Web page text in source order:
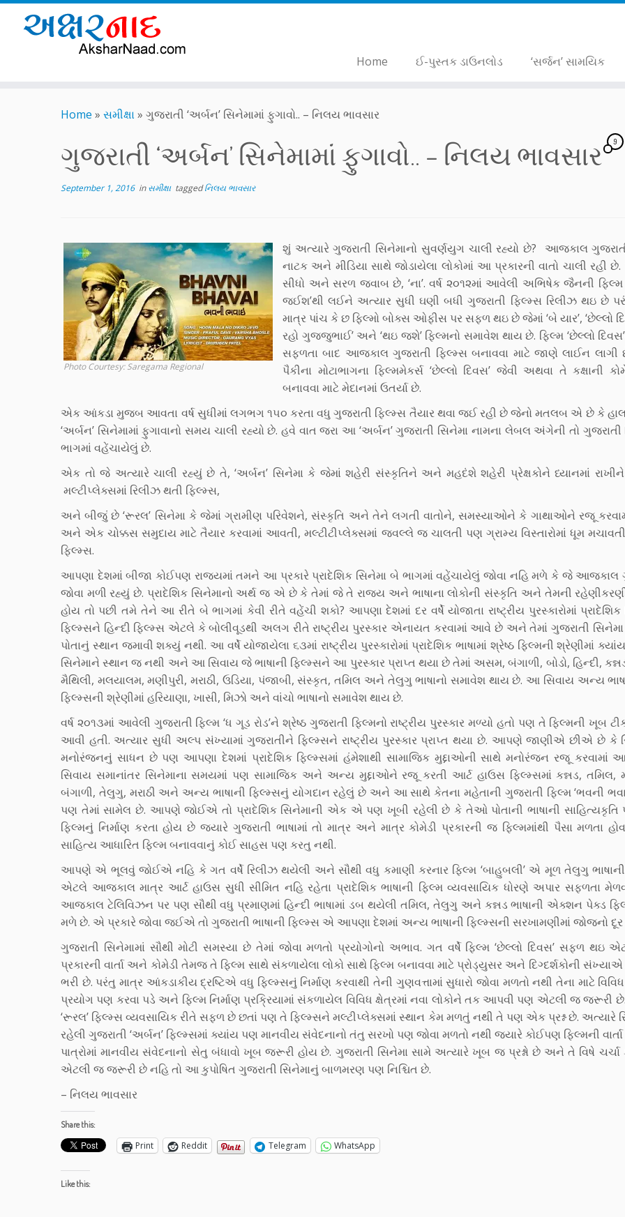
Home ઈ-પુસ્તક ડાઉનલોડ ‘સર્જન’ સામયિક
Home » સમીક્ષા» ગુજરાતી ‘અર્બન’ સિનેમામાં ફુગાવો.. – નિલય ભાવસાર
ગુજરાતી ‘અર્બન’ સિનેમામાં ફુગાવો.. – નિલય ભાવસાર 9
September 1, 2016inસમીક્ષા taggedનિલય ભાવસાર
Photo Courtesy: Saregama Regional
શું અત્યારે ગુજરાતી સિનેમાનો સુવર્ણયુગ ચાલી રહ્યો છે? આજકાલ
નાટક અને મીડિયા સાથે જોડાયેલા લોકોમાં આ પ્રકારની વાતો ચાલી રહી
સીધો અને સરળ જવાબ છે, ‘ના’. વર્ષ ૨૦૧૨માં આવેલી અભિષેક જૈનની ફિલ્મ
જઈશ’થી લઈને અત્યાર સુધી ઘણી બધી ગુજરાતી ફિલ્મ્સ રિલીઝ થઇ છે
માત્ર પાંચ કે છ ફિલ્મો બોક્સ ઓફીસ પર સફળ થઇ છે જેમાં ‘બે યાર’, ‘છેલ્લો
રહો ગુજ્જુભાઈ’ અને ‘થઇ જશે’ ફિલ્મનો સમાવેશ થાય છે. ફિલ્મ ‘છેલ્લો
સફળતા બાદ આજકાલ ગુજરાતી ફિલ્મ્સ બનાવવા માટે જાણે લાઈન
પૈકીના મોટાભાગના ફિલ્મમેકર્સ ‘છેલ્લો દિવસ’ જેવી અથવા તે કક્ષાની
બનાવવા માટે મેદાનમાં ઉતર્યા છે.
એક આંકડા મુજબ આવતા વર્ષ સુધીમાં લગભગ ૧૫૦ કરતા વધુ ગુજરાતી ફિલ્મ્સ તૈયાર થવા જઈ રહી છે જેનો મતલબ એ છે કે
‘અર્બન’ સિનેમામાં ફુગાવાનો સમય ચાલી રહ્યો છે. હવે વાત જરા આ ‘અર્બન’ ગુજરાતી સિનેમા નામના લેબલ અંગેની તો
ભાગમાં વહેંચાયેલું છે.
એક તો જે અત્યારે ચાલી રહ્યું છે તે, ‘અર્બન’ સિનેમા કે જેમાં શહેરી સંસ્કૃતિને અને મહદંશે શહેરી પ્રેક્ષકોને ધ્યાનમાં
મલ્ટીપ્લેક્સમાં રિલીઝ થતી ફિલ્મ્સ,
અને બીજું છે ‘રૂરલ’ સિનેમા કે જેમાં ગ્રામીણ પરિવેશને, સંસ્કૃતિ અને તેને લગતી વાતોને, સમસ્યાઓને કે ગાથાઓને રજૂ
અને એક ચોક્કસ સમુદાય માટે તૈયાર કરવામાં આવતી, મલ્ટીટીપ્લેક્સમાં જવલ્લે જ ચાલતી પણ ગ્રામ્ય વિસ્તારોમાં ધૂમ
ફિલ્મ્સ.
આપણા દેશમાં બીજા કોઈપણ રાજ્યમાં તમને આ પ્રકારે પ્રાદેશિક સિનેમા બે ભાગમાં વહેંચાયેલું જોવા નહિ મળે કે જે આજકાલ
જોવા મળી રહ્યું છે. પ્રાદેશિક સિનેમાનો અર્થ જ એ છે કે તેમાં જે તે રાજ્ય અને ભાષાના લોકોની સંસ્કૃતિ અને તેમની
હોય તો પછી તમે તેને આ રીતે બે ભાગમાં કેવી રીતે વહેંચી શકો? આપણા દેશમાં દર વર્ષે યોજાતા રાષ્ટ્રીય પુરસ્કારોમાં પ્રાદેશિક
ફિલ્મ્સને હિન્દી ફિલ્મ્સ એટલે કે બોલીવૂડથી અલગ રીતે રાષ્ટ્રીય પુરસ્કાર એનાયત કરવામાં આવે છે અને તેમાં ગુજરાતી
પોતાનું સ્થાન જમાવી શક્યું નથી. આ વર્ષે યોજાયેલા ૬૩માં રાષ્ટ્રીય પુરસ્કારોમાં પ્રાદેશિક ભાષામાં શ્રેષ્ઠ ફિલ્મની શ્રેણીમાં
સિનેમાને સ્થાન જ નથી અને આ સિવાય જે ભાષાની ફિલ્મ્સને આ પુરસ્કાર પ્રાપ્ત થયા છે તેમાં અસમ, બંગાળી, બોડો, હિન્દી,
મૈથિલી, મલયાલમ, મણીપુરી, મરાઠી, ઉડિયા, પંજાબી, સંસ્કૃત, તમિલ અને તેલુગુ ભાષાનો સમાવેશ થાય છે. આ સિવાય અન્ય
ફિલ્મ્સની શ્રેણીમાં હરિયાણા, ખાસી, મિઝો અને વાંચો ભાષાનો સમાવેશ થાય છે.
વર્ષ ૨૦૧૩માં આવેલી ગુજરાતી ફિલ્મ ‘ધ ગૂડ રોડ’ને શ્રેષ્ઠ ગુજરાતી ફિલ્મનો રાષ્ટ્રીય પુરસ્કાર મળ્યો હતો પણ તે ફિલ્મની ખૂબ
આવી હતી. અત્યાર સુધી અલ્પ સંખ્યામાં ગુજરાતીને ફિલ્મ્સને રાષ્ટ્રીય પુરસ્કાર પ્રાપ્ત થયા છે. આપણે જાણીએ છીએ છે કે
મનોરંજનનું સાધન છે પણ આપણા દેશમાં પ્રાદેશિક ફિલ્મ્સમાં હંમેશાથી સામાજિક મુદ્દાઓની સાથે મનોરંજન રજૂ
સિવાય સમાનાંતર સિનેમાના સમયમાં પણ સામાજિક અને અન્ય મુદ્દાઓને રજૂ કરતી આર્ટ હાઉસ ફિલ્મ્સમાં કન્નડ, તમિલ,
બંગાળી, તેલુગુ, મરાઠી અને અન્ય ભાષાની ફિલ્મ્સનું યોગદાન રહેલું છે અને આ સાથે કેતના મહેતાની ગુજરાતી ફિલ્મ ‘ભવની
પણ તેમાં સામેલ છે. આપણે જોઈએ તો પ્રાદેશિક સિનેમાની એક એ પણ ખૂબી રહેલી છે કે તેઓ પોતાની ભાષાની સાહિત્યકૃતિ
ફિલ્મનું નિર્માણ કરતા હોય છે જ્યારે ગુજરાતી ભાષામાં તો માત્ર અને માત્ર કોમેડી પ્રકારની જ ફિલ્મમાંથી પૈસા મળતા
સાહિત્ય આધારિત ફિલ્મ બનાવવાનું કોઈ સાહસ પણ કરતુ નથી.
આપણે એ ભૂલવું જોઈએ નહિ કે ગત વર્ષે રિલીઝ થયેલી અને સૌથી વધુ કમાણી કરનાર ફિલ્મ ‘બાહુબલી’ એ મૂળ તેલુગુ
એટલે આજકાલ માત્ર આર્ટ હાઉસ સુધી સીમિત નહિ રહેતા પ્રાદેશિક ભાષાની ફિલ્મ વ્યવસાયિક ધોરણે અપાર સફળતા
આજકાલ ટેલિવિઝન પર પણ સૌથી વધુ પ્રમાણમાં હિન્દી ભાષામાં ડબ થયેલી તમિલ, તેલુગુ અને કન્નડ ભાષાની એક્શન પેક્ડ
મળે છે. એ પ્રકારે જોવા જઈએ તો ગુજરાતી ભાષાની ફિલ્મ્સ એ આપણા દેશમાં અન્ય ભાષાની ફિલ્મ્સની સરખામણીમાં જોજનો
ગુજરાતી સિનેમામાં સૌથી મોટી સમસ્યા છે તેમાં જોવા મળતો પ્રયોગોનો અભાવ. ગત વર્ષે ફિલ્મ ‘છેલ્લો દિવસ’ સફળ થઇ
પ્રકારની વાર્તા અને કોમેડી તેમજ તે ફિલ્મ સાથે સંકળાયેલા લોકો સાથે ફિલ્મ બનાવવા માટે પ્રોડ્યુસર અને દિગ્દર્શકોની
ભરી છે. પરંતુ માત્ર આંકડાકીય દ્રષ્ટિએ વધુ ફિલ્મ્સનું નિર્માણ કરવાથી તેની ગુણવત્તામાં સુધારો જોવા મળતો નથી તેના માટે વિવિધ
પ્રયોગ પણ કરવા પડે અને ફિલ્મ નિર્માણ પ્રક્રિયામાં સંકળાયેલ વિવિધ ક્ષેત્રમાં નવા લોકોને તક આપવી પણ એટલી જ જરૂરી
‘રૂરલ’ ફિલ્મ્સ વ્યવસાયિક રીતે સફળ છે છતાં પણ તે ફિલ્મ્સને મલ્ટીપ્લેક્સમાં સ્થાન કેમ મળતું નથી તે પણ એક પ્રશ્ન છે. અત્યારે
રહેલી ગુજરાતી ‘અર્બન’ ફિલ્મ્સમાં ક્યાંય પણ માનવીય સંવેદનાનો તંતુ સરખો પણ જોવા મળતો નથી જ્યારે કોઈપણ ફિલ્મની
પાત્રોમાં માનવીય સંવેદનાનો સેતુ બંધાવો ખૂબ જરૂરી હોય છે. ગુજરાતી સિનેમા સામે અત્યારે ખૂબ જ પ્રશ્નો છે અને તે વિષે ચર્ચા
એટલી જ જરૂરી છે નહિ તો આ કુપોષિત ગુજરાતી સિનેમાનું બાળમરણ પણ નિશ્ચિત છે.
– નિલય ભાવસાર
Share this:
Print Reddit Telegram WhatsApp
Like this: